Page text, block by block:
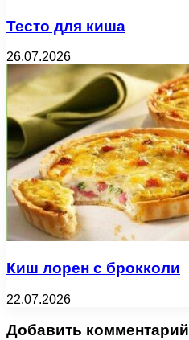
Тесто для киша
26.07.2026
Киш лорен с брокколи
22.07.2026
Добавить комментарий